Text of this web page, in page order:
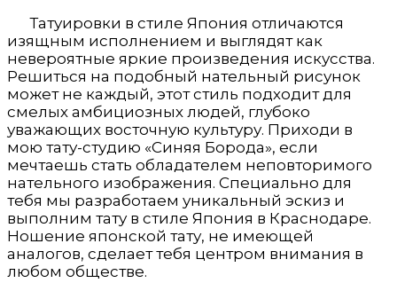
Татуировки в стиле Япония отличаются
изящным исполнением и выглядят как
невероятные яркие произведения искусства.
Решиться на подобный нательный рисунок
может не каждый, этот стиль подходит для
смелых амбициозных людей, глубоко
уважающих восточную культуру. Приходи в
мою тату-студию «Синяя Борода», если
мечтаешь стать обладателем неповторимого
нательного изображения. Специально для
тебя мы разработаем уникальный эскиз и
выполним тату в стиле Япония в Краснодаре.
Ношение японской тату, не имеющей
аналогов, сделает тебя центром внимания в
любом обществе.